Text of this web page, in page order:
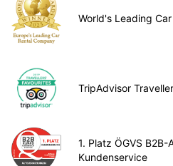
World's Leading
TripAdvisor
1. Platz ÖGVS
Kundenservice